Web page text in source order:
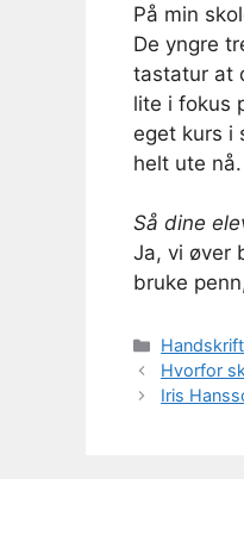
På min
De yngre
tastatur at
lite i fokus
eget kurs i
helt ute nå.
Så dine
Ja, vi øver
bruke
Kategorier
Handskrift
Hvorfor
Iris